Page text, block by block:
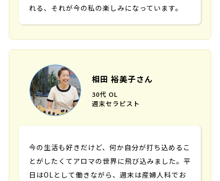
れる、それが今の私の楽しみになっています。
相田 裕美子さん
30代 OL
週末セラピスト
今の生活も好きだけど、何か自分が打ち込めるこ
とがしたくてアロマの世界に飛び込みました。平
日はOLとして働きながら、週末は産婦人科でお